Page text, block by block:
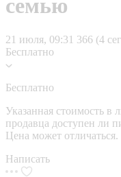
семью
21 июля, 09:31 366 (4
Бесплатно
Бесплатно
Указанная стоимость
продавца доступен ли
Цена может отличаться.
Написать